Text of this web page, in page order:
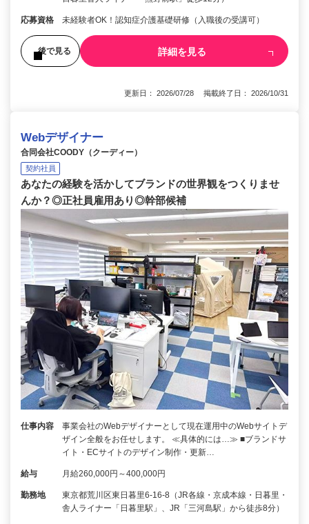
応募資格 未経験者OK！認知症介護基礎研修（入職後の受講可）
後で見る 詳細を見る
更新日： 2026/07/28 掲載終了日： 2026/10/31
Webデザイナー
合同会社COODY（クーディー）
契約社員
あなたの経験を活かしてブランドの世界観をつくりませ
んか？◎正社員雇用あり◎幹部候補
仕事内容
事業会社のWebデザイナーとして現在運用中のWebサイトデ
ザイン全般をお任せします。 ≪具体的には…≫ ■ブランドサ
イト・ECサイトのデザイン制作・更新…
給与 月給260,000円～400,000円
勤務地
東京都荒川区東日暮里6-16-8（JR各線・京成本線・日暮里・
舎人ライナー「日暮里駅」、JR「三河島駅」から徒歩8分）